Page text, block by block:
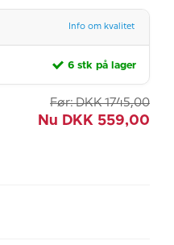
Info om kvalitet
6 stk på lager
Før: DKK 1745,00
Nu DKK 559,00